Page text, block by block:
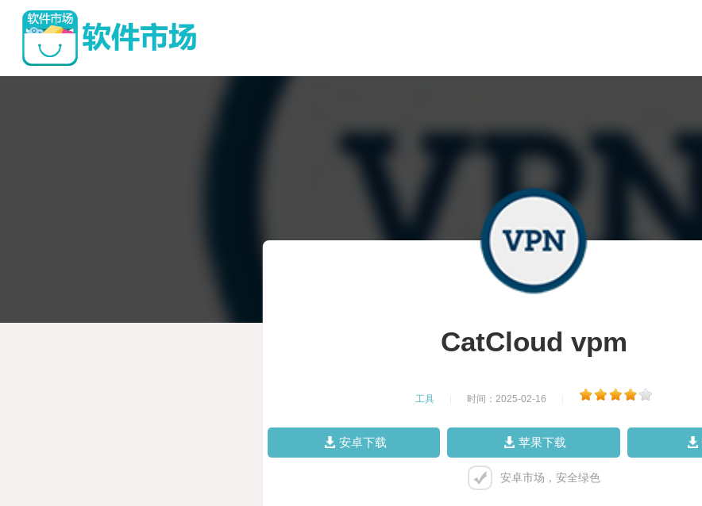
CatCloud vpm
工具 时间：2025-02-16
安卓下载 苹果下载
安卓市场，安全绿色